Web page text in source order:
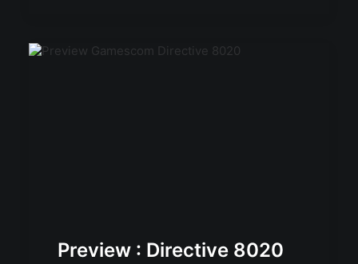
Preview : Directive 8020